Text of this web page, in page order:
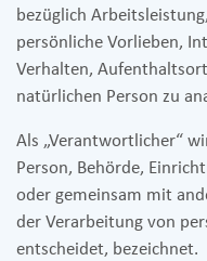
bezüglich
persönliche Vorlieben,
Verhalten,
natürlichen Person zu
Als „Verantwortlicher“
Person, Behörde,
oder gemeinsam mit
der Verarbeitung von
entscheidet, bezeichnet.